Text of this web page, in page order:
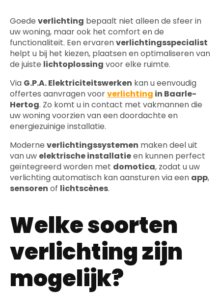
Goede verlichting bepaalt niet alleen de sfeer in
uw woning, maar ook het comfort en de
functionaliteit. Een ervarenverlichtingsspecialist
helpt u bij het kiezen, plaatsen en optimaliseren van
de juiste lichtoplossing voor elke ruimte.
Via G.P.A. Elektriciteitswerken kan u eenvoudig
offertes aanvragen voorverlichting in Baarle-
Hertog. Zo komt u in contact met vakmannen die
uw woning voorzien van een doordachte en
energiezuinige installatie.
Moderne verlichtingssystemen maken deel uit
van uw elektrische installatieen kunnen perfect
geïntegreerd worden met domotica, zodat u uw
verlichting automatisch kan aansturen via een app,
sensoren of lichtscènes.
Welke soorten
verlichting zijn
mogelijk?